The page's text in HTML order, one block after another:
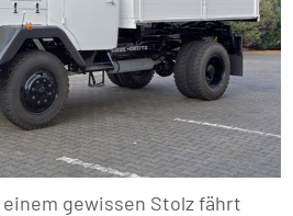
gewissen Stolz fährt